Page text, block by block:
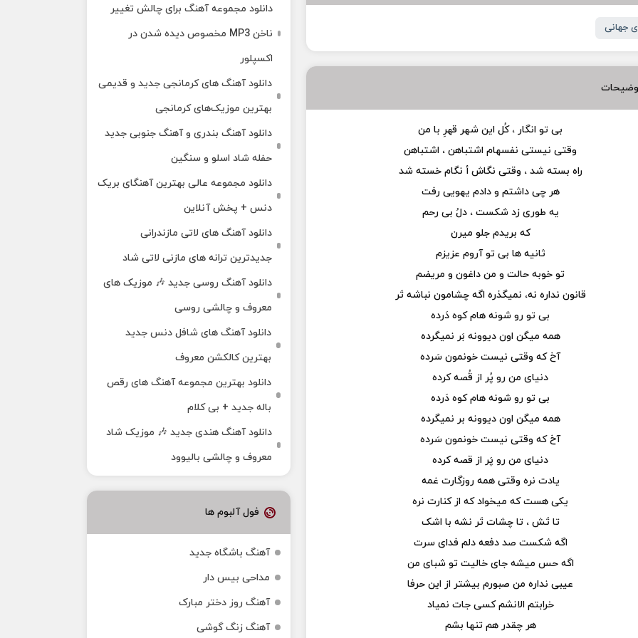
جهانی
بی تو انگار ، کُل این شهر قهرِ با من
وقتی نیستی نفسهام اشتباهن ، اشتباهن
راه بسته شد ، وقتی نگاش أ نگام خسته شد
هر چی داشتم و دادم یهویی رفت
یه طوری زد شکست ، دلُ بی رحم
که بریدم جلو میرن
ثانیه ها بی تو آروم عزیزم
تو خوبه حالت و من داغون و مریضم
قانون نداره نه، نمیگذره اگه چشامون نباشه تَر
بی تو رو شونه هام کوه دَرده
همه میگن اون دیوونه بَر نمیگرده
آخ که وقتی نیست خونمون سَرده
دنیای من رو پُر از قُصه کرده
بی تو رو شونه هام کوه دَرده
همه میگن اون دیوونه بر نمیگرده
آخ که وقتی نیست خونمون سَرده
دنیای من رو پَر از قصه کرده
یادت نره وقتی همه روزگارت غمه
یکی هست که میخواد که از کنارت نره
تا تَش ، تا چشات تَر نشه با اشک
اگه شکست صد دفعه دلم فدای سرت
اگه حس میشه جای خالیت تو شبای من
عیبی نداره من صبورم بیشتر از این حرفا
خرابتم الانشم کسی جات نمیاد
هر چقدر هم تنها بشم
دانلود مجموعه آهنگ برای چالش تغییر
ناخن MP3 مخصوص دیده شدن در
اکسپلور
دانلود آهنگ‌ های کرمانجی جدید و قدیمی
بهترین موزیک‌های کرمانجی
دانلود آهنگ بندری و آهنگ جنوبی جدید
حفله شاد اسلو و سنگین
دانلود مجموعه عالی بهترین آهنگای بریک
دنس + پخش آنلاین
دانلود آهنگ‌ های لاتی مازندرانی
جدیدترین ترانه های مازنی لاتی شاد
دانلود آهنگ روسی جدید 🎶 موزیک‌ های
معروف و چالشی روسی
دانلود آهنگ های شافل دنس جدید
بهترین کالکشن معروف
دانلود بهترین مجموعه آهنگ های رقص
باله جدید + بی کلام
دانلود آهنگ هندی جدید 🎶 موزیک شاد
معروف و چالشی بالیوود
فول آلبوم ها
آهنگ باشگاه جدید
مداحی بیس دار
آهنگ روز دختر مبارک
آهنگ زنگ گوشی